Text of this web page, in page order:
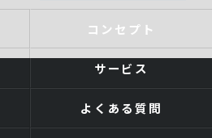
コンセプト
サービス
よくある質問